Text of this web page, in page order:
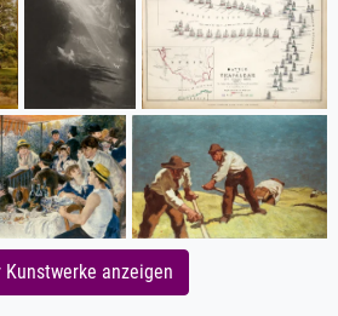
Kunstwerke anzeigen